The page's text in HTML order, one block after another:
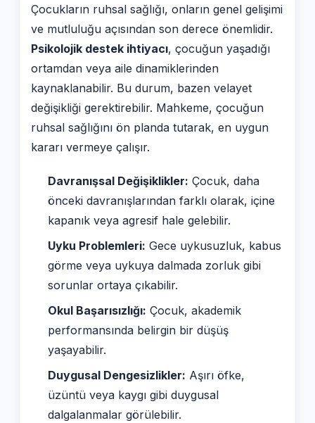
Çocukların ruhsal sağlığı, onların genel gelişimi
ve mutluluğu açısından son derece önemlidir.
Psikolojik destek ihtiyacı, çocuğun yaşadığı
ortamdan veya aile dinamiklerinden
kaynaklanabilir. Bu durum, bazen velayet
değişikliği gerektirebilir. Mahkeme, çocuğun
ruhsal sağlığını ön planda tutarak, en uygun
kararı vermeye çalışır.
Davranışsal Değişiklikler: Çocuk, daha
önceki davranışlarından farklı olarak, içine
kapanık veya agresif hale gelebilir.
Uyku Problemleri: Gece uykusuzluk, kabus
görme veya uykuya dalmada zorluk gibi
sorunlar ortaya çıkabilir.
Okul Başarısızlığı: Çocuk, akademik
performansında belirgin bir düşüş
yaşayabilir.
Duygusal Dengesizlikler: Aşırı öfke,
üzüntü veya kaygı gibi duygusal
dalgalanmalar görülebilir.